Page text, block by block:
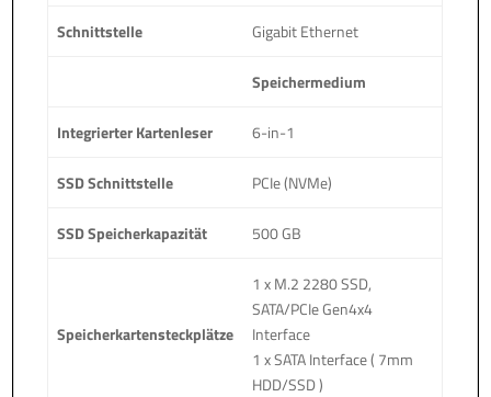
Schnittstelle Gigabit Ethernet
Speichermedium
Integrierter Kartenleser 6-in-1
SSD Schnittstelle PCIe (NVMe)
SSD Speicherkapazität 500 GB
Speicherkartensteckplätze
1 x M.2 2280 SSD,
SATA/PCIe Gen4x4
Interface
1 x SATA Interface ( 7mm
HDD/SSD )